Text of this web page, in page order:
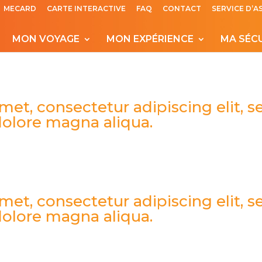
MECARD CARTE INTERACTIVE FAQ CONTACT SERVICE
MON VOYAGE MON EXPÉRIENCE MA
consectetur adipiscing elit,
magna aliqua.
consectetur adipiscing elit,
magna aliqua.